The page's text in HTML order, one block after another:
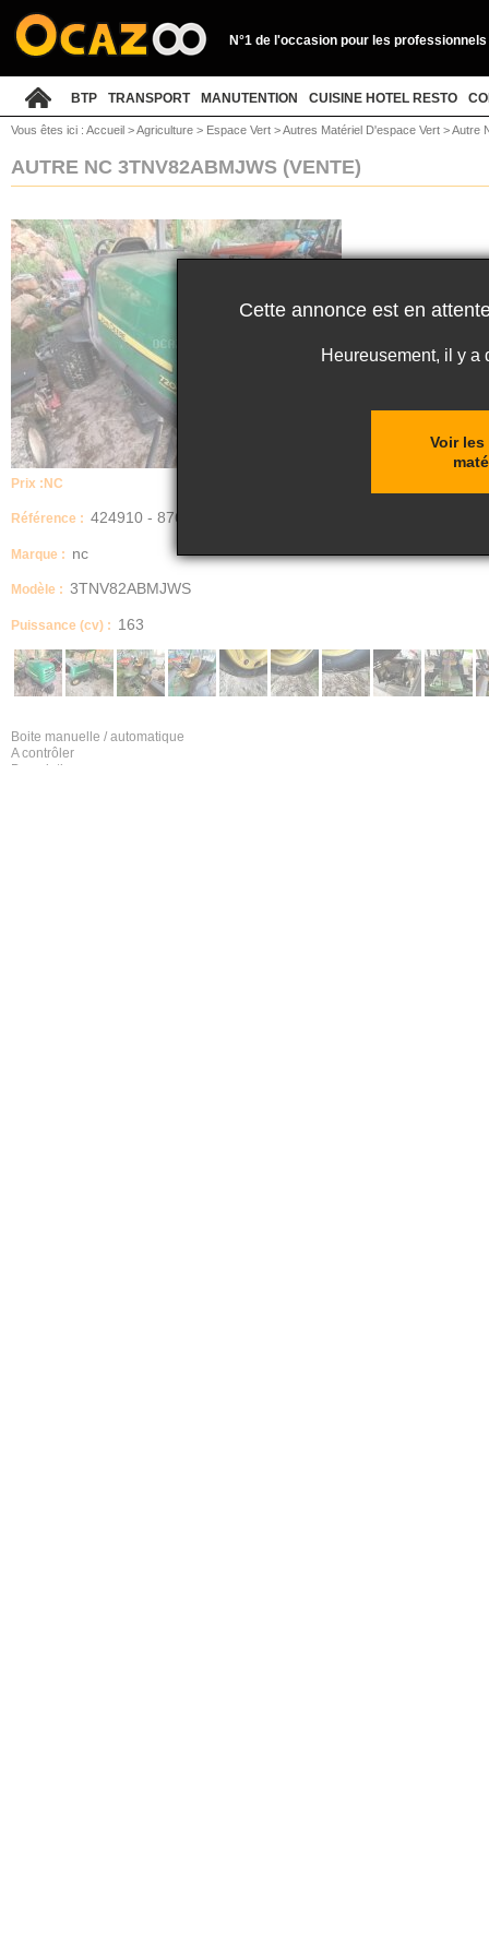
N°1 de l'occasion pour les professionnels
BTP TRANSPORT MANUTENTION CUISINE HOTEL RESTO
Vous êtes ici : Accueil >Agriculture > Espace Vert >Autres Matériel D'espace Vert >Autre
AUTRE NC 3TNV82ABMJWS (VENTE)
Prix : NC
Référence : 424910 - 876
Marque : nc
Modèle : 3TNV82ABMJWS
Puissance (cv) : 163
Boite manuelle / automatique
A contrôler
Description
Cette annonce est en
Heureusement, il y a
Voir